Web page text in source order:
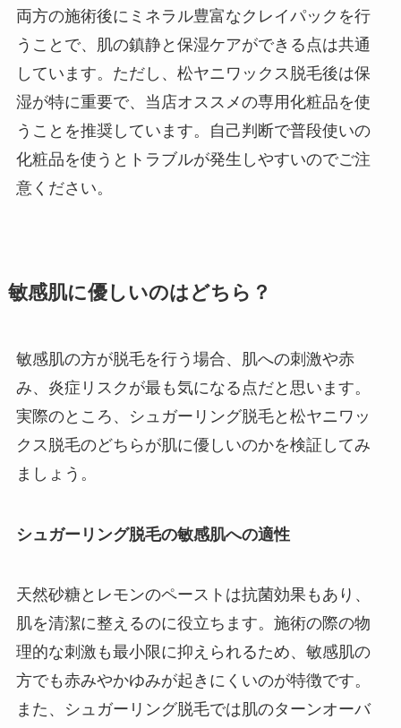
両方の施術後にミネラル豊富なクレイパックを行
うことで、肌の鎮静と保湿ケアができる点は共通
しています。ただし、松ヤニワックス脱毛後は保
湿が特に重要で、当店オススメの専用化粧品を使
うことを推奨しています。自己判断で普段使いの
化粧品を使うとトラブルが発生しやすいのでご注
意ください。
敏感肌に優しいのはどちら？
敏感肌の方が脱毛を行う場合、肌への刺激や赤
み、炎症リスクが最も気になる点だと思います。
実際のところ、シュガーリング脱毛と松ヤニワッ
クス脱毛のどちらが肌に優しいのかを検証してみ
ましょう。
シュガーリング脱毛の敏感肌への適性
天然砂糖とレモンのペーストは抗菌効果もあり、
肌を清潔に整えるのに役立ちます。施術の際の物
理的な刺激も最小限に抑えられるため、敏感肌の
方でも赤みやかゆみが起きにくいのが特徴です。
また、シュガーリング脱毛では肌のターンオーバ